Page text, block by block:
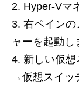
Hyper-Vマ
右ペイン
ャーを起動し
新しい仮
→仮想スイッ